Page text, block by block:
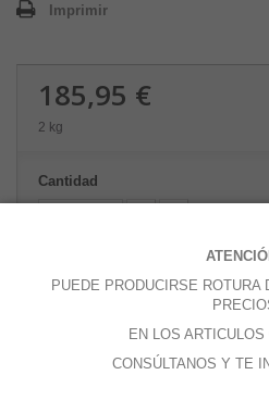
Imprimir
185,95 €
2 kg
Cantidad
PUEDE PRODUCIRSE
EN LOS
CONSÚLTANOS Y TE